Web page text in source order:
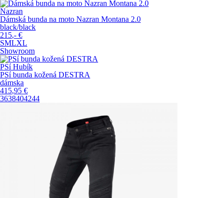
Nazran
Dámská bunda na moto Nazran Montana 2.0
black/black
215,- €
SMLXL
Showroom
PSí Hubík
PSí bunda kožená DESTRA
dámska
415,95 €
3638404244